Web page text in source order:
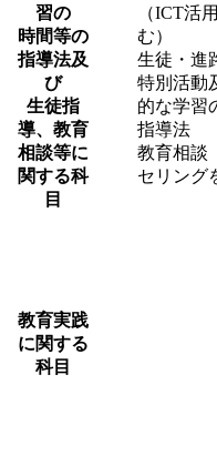
習の
時間等の
指導法及
び
生徒指
導、教育
相談等に
関する科
目
（ICT活
む）
生徒・進
特別活動
的な学習
指導法
教育相談
セリング
教育実践
に関する
科目